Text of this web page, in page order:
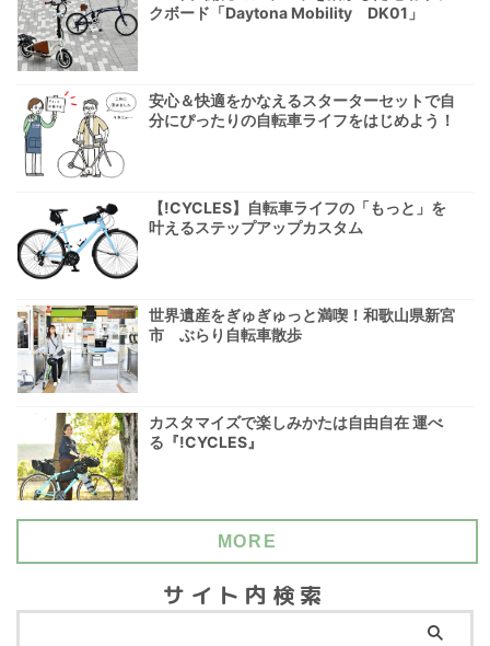
クボード「Daytona Mobility DK01」
安心＆快適をかなえるスターターセットで自
分にぴったりの自転車ライフをはじめよう！
【!CYCLES】自転車ライフの「もっと」を
叶えるステップアップカスタム
世界遺産をぎゅぎゅっと満喫！和歌山県新宮
市 ぶらり自転車散歩
カスタマイズで楽しみかたは自由自在 運べ
る『!CYCLES』
MORE
サイト内検索